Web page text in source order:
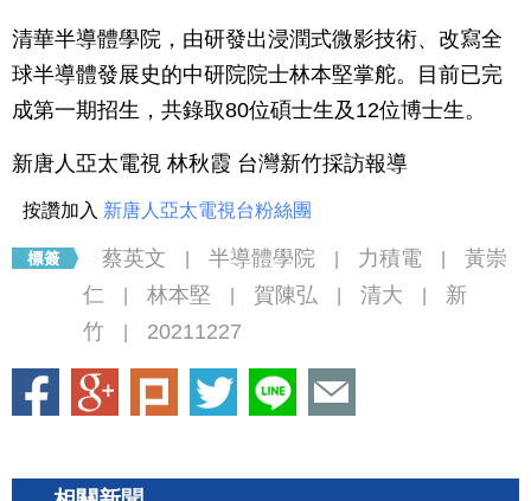
清華半導體學院，由研發出浸潤式微影技術、改寫全
球半導體發展史的中研院院士林本堅掌舵。目前已完
成第一期招生，共錄取80位碩士生及12位博士生。
新唐人亞太電視 林秋霞 台灣新竹採訪報導
按讚加入 新唐人亞太電視台粉絲團
蔡英文 半導體學院 力積電
黃崇
仁
林本堅 賀陳弘 清大
新
竹
20211227